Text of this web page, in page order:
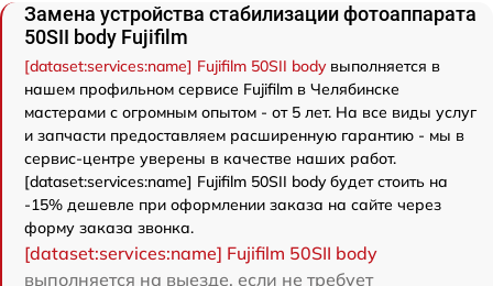
Замена устройства стабилизации фотоаппарата
50SII body Fujifilm
[dataset:services:name] Fujifilm 50SII bodyвыполняется в
нашем профильном сервисе Fujifilm в Челябинске
мастерами с огромным опытом - от 5 лет. На все виды услуг
и запчасти предоставляем расширенную гарантию - мы в
сервис-центре уверены в качестве наших работ.
[dataset:services:name] Fujifilm 50SII body будет стоить на
-15% дешевле при оформлении заказа на сайте через
форму заказа звонка.
[dataset:services:name] Fujifilm 50SII body
выполняется на выезде, если не требует